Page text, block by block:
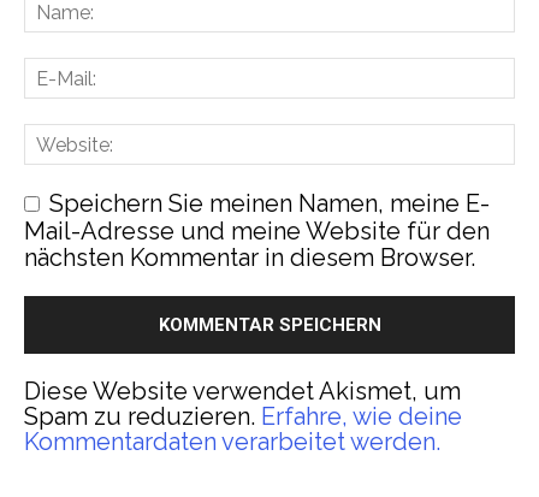
Speichern Sie meinen Namen, meine E-
Mail-Adresse und meine Website für den
nächsten Kommentar in diesem Browser.
Diese Website verwendet Akismet, um
Spam zu reduzieren. Erfahre, wie deine
Kommentardaten verarbeitet werden.